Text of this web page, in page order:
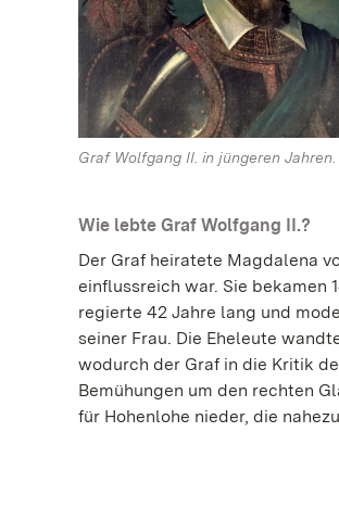
Graf Wolfgang II. in jüngeren Jahren.
Wie lebte Graf Wolfgang II.?
Der Graf heiratete Magdalena
einflussreich war. Sie bekamen
regierte 42 Jahre lang und
seiner Frau. Die Eheleute
wodurch der Graf in die Kritik
Bemühungen um den rechten
für Hohenlohe nieder, die